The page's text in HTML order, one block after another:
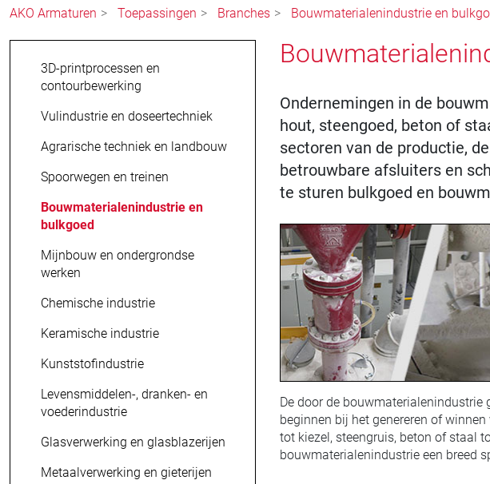
AKO Armaturen Toepassingen Branches Bouwmaterialenindustrie en
3D-printprocessen en
contourbewerking
Vulindustrie en doseertechniek
Agrarische techniek en landbouw
Spoorwegen en treinen
Bouwmaterialenindustrie en
bulkgoed
Mijnbouw en ondergrondse
werken
Chemische industrie
Keramische industrie
Kunststofindustrie
Levensmiddelen-, dranken- en
voederindustrie
Glasverwerking en glasblazerijen
Metaalverwerking en gieterijen
Ondernemingen in de
hout, steengoed, beton of
sectoren van de productie,
betrouwbare afsluiters en
te sturen bulkgoed en
De door de
beginnen bij het genereren of
tot kiezel, steengruis, beton of staal
bouwmaterialenindustrie een breed